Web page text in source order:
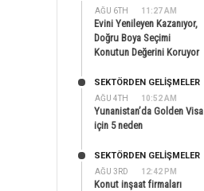
AĞU 6TH 11:27 AM
Evini Yenileyen Kazanıyor,
Doğru Boya Seçimi
Konutun Değerini Koruyor
AĞU 4TH 10:52 AM
SEKTÖRDEN GELIŞMELER
Yunanistan’da Golden Visa
için 5 neden
AĞU 3RD 12:42 PM
SEKTÖRDEN GELIŞMELER
Konut inşaat firmaları